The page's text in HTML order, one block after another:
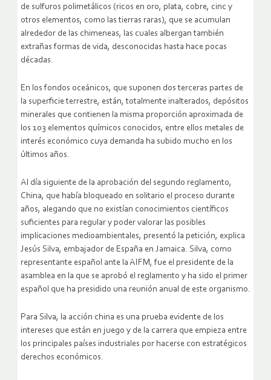
de sulfuros polimetálicos (ricos en oro, plata, cobre, cinc y
otros elementos, como las tierras raras), que se acumulan
alrededor de las chimeneas, las cuales albergan también
extrañas formas de vida, desconocidas hasta hace pocas
décadas.
En los fondos oceánicos, que suponen dos terceras partes de
la superficie terrestre, están, totalmente inalterados, depósitos
minerales que contienen la misma proporción aproximada de
los 103 elementos químicos conocidos, entre ellos metales de
interés económico cuya demanda ha subido mucho en los
últimos años.
Al día siguiente de la aprobación del segundo reglamento,
China, que había bloqueado en solitario el proceso durante
años, alegando que no existían conocimientos científicos
suficientes para regular y poder valorar las posibles
implicaciones medioambientales, presentó la petición, explica
Jesús Silva, embajador de España en Jamaica. Silva, como
representante español ante la AIFM, fue el presidente de la
asamblea en la que se aprobó el reglamento y ha sido el primer
español que ha presidido una reunión anual de este organismo.
Para Silva, la acción china es una prueba evidente de los
intereses que están en juego y de la carrera que empieza entre
los principales países industriales por hacerse con estratégicos
derechos económicos.